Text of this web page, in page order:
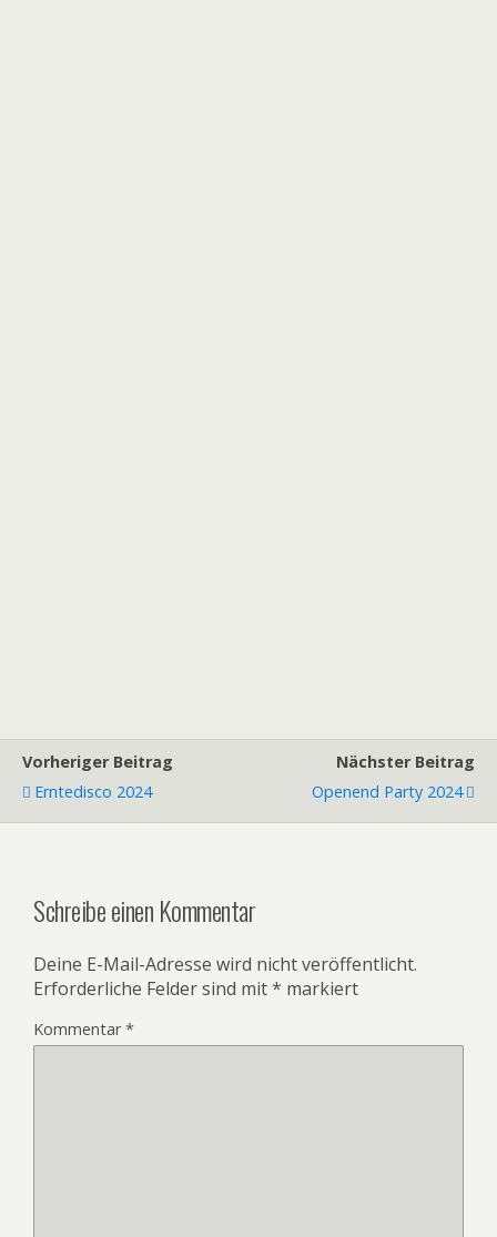
Vorheriger Beitrag
Erntedisco 2024
Nächster Beitrag
Openend Party 2024
Schreibe einen Kommentar
Deine E-Mail-Adresse wird nicht veröffentlicht.
Erforderliche Felder sind mit* markiert
Kommentar*